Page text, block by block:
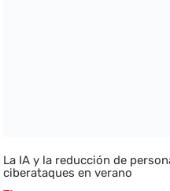
La IA y la reducción de
ciberataques en verano